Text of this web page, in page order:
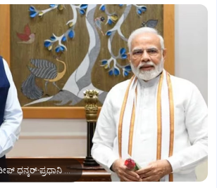
ಉಪರಾಷ್ಟ್ರಪತಿ ಜಗದೀಪ್‌ ಧನ್ಕರ್-ಪ್ರಧಾನಿ ಮೋದಿ